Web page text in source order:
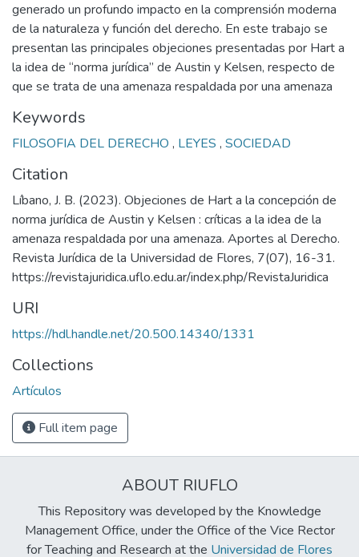
generado un profundo impacto en la comprensión moderna
de la naturaleza y función del derecho. En este trabajo se
presentan las principales objeciones presentadas por Hart a
la idea de “norma jurídica” de Austin y Kelsen, respecto de
que se trata de una amenaza respaldada por una amenaza
Keywords
FILOSOFIA DEL DERECHO , LEYES , SOCIEDAD
Citation
Líbano, J. B. (2023). Objeciones de Hart a la concepción de
norma jurídica de Austin y Kelsen : críticas a la idea de la
amenaza respaldada por una amenaza. Aportes al Derecho.
Revista Jurídica de la Universidad de Flores, 7(07), 16-31.
https://revistajuridica.uflo.edu.ar/index.php/RevistaJuridica
URI
https://hdl.handle.net/20.500.14340/1331
Collections
Artículos
Full item page
ABOUT RIUFLO
This Repository was developed by the Knowledge
Management Office, under the Office of the Vice Rector
for Teaching and Research at the Universidad de Flores